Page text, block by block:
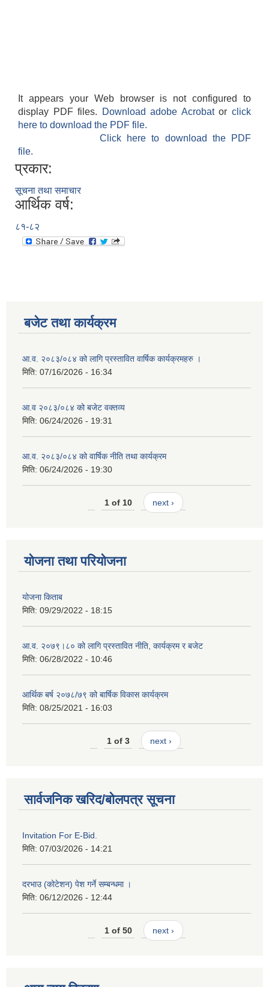
It appears your Web browser is not configured to
display PDF files.
Download adobe Acrobatorclick
here to download the PDF file.
Click here to download the PDF
file.
प्रकार:
सूचना तथा समाचार
आर्थिक वर्ष:
८१-८२
बजेट तथा कार्यक्रम
आ.व. २०८३/०८४ को लागि प्रस्तावित वार्षिक कार्यक्रमहरु ।
मिति: 07/16/2026 - 16:34
आ.व २०८३/०८४ को बजेट वक्तव्य
मिति: 06/24/2026 - 19:31
आ.व. २०८३/०८४ को वार्षिक नीति तथा कार्यक्रम
मिति: 06/24/2026 - 19:30
1 of 10 next ›
योजना तथा परियोजना
योजना किताब
मिति: 09/29/2022 - 18:15
आ.व. २०७९।८० को लागि प्रस्तावित नीति, कार्यक्रम र बजेट
मिति: 06/28/2022 - 10:46
आर्थिक बर्ष २०७८/७९ को बार्षिक विकास कार्यक्रम
मिति: 08/25/2021 - 16:03
1 of 3 next ›
सार्वजनिक खरिद/बोलपत्र सूचना
Invitation For E-Bid.
मिति: 07/03/2026 - 14:21
दरभाउ (कोटेशन) पेश गर्ने सम्बन्धमा ।
मिति: 06/12/2026 - 12:44
1 of 50 next ›